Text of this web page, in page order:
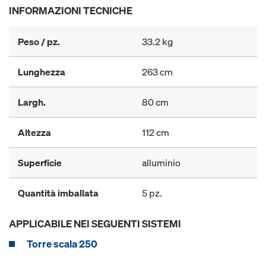
INFORMAZIONI TECNICHE
Peso / pz. 33.2 kg
Lunghezza 263 cm
Largh. 80 cm
Altezza 112 cm
Superficie alluminio
Quantità imballata 5 pz.
APPLICABILE NEI SEGUENTI SISTEMI
Torre scala 250